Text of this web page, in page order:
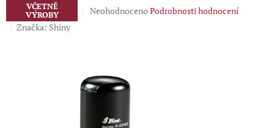
VČETNĚ
VÝROBY
Průměrné
5
hvězdiček.
Neohodnoceno Podrobnosti hodnocení
Značka: Shiny